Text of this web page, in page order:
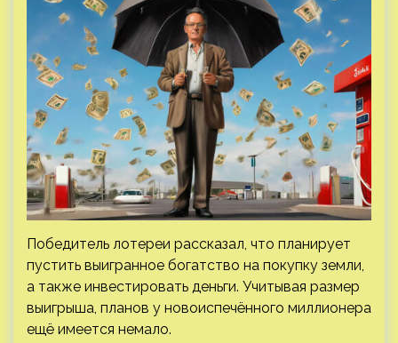
Победитель лотереи рассказал, что планирует
пустить выигранное богатство на покупку земли,
а также инвестировать деньги. Учитывая размер
выигрыша, планов у новоиспечённого миллионера
ещё имеется немало.